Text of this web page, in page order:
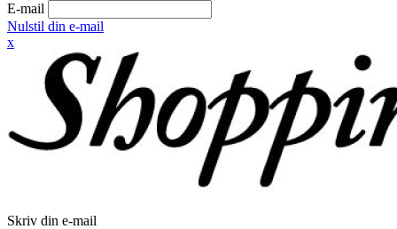
E-mail
Nulstil din e-mail
x
Skriv din e-mail